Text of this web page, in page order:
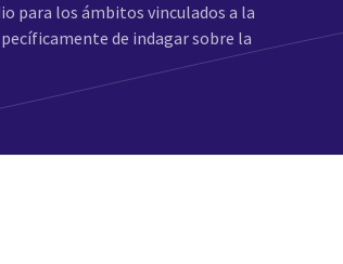
para los ámbitos vinculados a la
de indagar sobre la